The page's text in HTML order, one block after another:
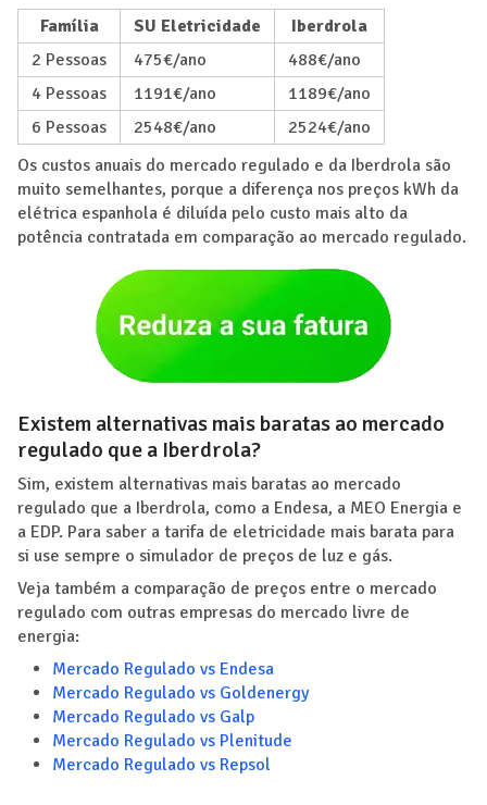
Família
SU Eletricidade
Iberdrola
2 Pessoas
475€/ano
488€/ano
4 Pessoas
1191€/ano
1189€/ano
6 Pessoas
2548€/ano
2524€/ano
Os custos anuais do mercado regulado e da Iberdrola são
muito semelhantes, porque a diferença nos preços kWh da
elétrica espanhola é diluída pelo custo mais alto da
potência contratada em comparação ao mercado regulado.
Existem alternativas mais baratas ao mercado
regulado que a Iberdrola?
Sim, existem alternativas mais baratas ao mercado
regulado que a Iberdrola, como a Endesa, a MEO Energia e
a EDP. Para saber a tarifa de eletricidade mais barata para
si use sempre o simulador de preços de luz e gás.
Veja também a comparação de preços entre o mercado
regulado com outras empresas do mercado livre de
energia:
Mercado Regulado vs Endesa
Mercado Regulado vs Goldenergy
Mercado Regulado vs Galp
Mercado Regulado vs Plenitude
Mercado Regulado vs Repsol